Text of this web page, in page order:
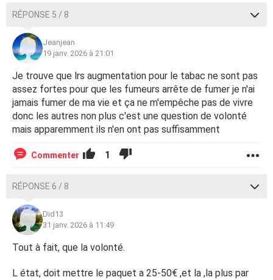
RÉPONSE 5 / 8
Jeanjean
19 janv. 2026 à 21:01
Je trouve que lrs augmentation pour le tabac ne sont pas
assez fortes pour que les fumeurs arrête de fumer je n'ai
jamais fumer de ma vie et ça ne m'empêche pas de vivre
donc les autres non plus c'est une question de volonté
mais apparemment ils n'en ont pas suffisamment
Commenter 1
RÉPONSE 6 / 8
Did13
31 janv. 2026 à 11:49
Tout à fait, que la volonté.
L état, doit mettre le paquet a 25-50€ ,et la ,la plus par